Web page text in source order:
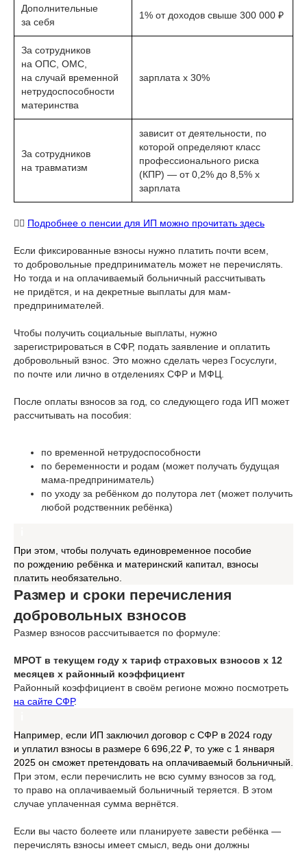
Дополнительные
за себя
1% от доходов свыше 300 000 ₽
За сотрудников
на ОПС, ОМС,
на случай временной
нетрудоспособности
материнства
зарплата x 30%
За сотрудников
на травматизм
зависит от деятельности, по
которой определяют класс
профессионального риска
(КПР) — от 0,2% до 8,5% x
зарплата
👉🏻 Подробнее о пенсии для ИП можно прочитать здесь
Если фиксированные взносы нужно платить почти всем,
то добровольные предприниматель может не перечислять.
Но тогда и на оплачиваемый больничный рассчитывать
не придётся, и на декретные выплаты для мам-
предпринимателей.
Чтобы получить социальные выплаты, нужно
зарегистрироваться в СФР, подать заявление и оплатить
добровольный взнос. Это можно сделать через Госуслуги,
по почте или лично в отделениях СФР и МФЦ.
После оплаты взносов за год, со следующего года ИП может
рассчитывать на пособия:
по временной нетрудоспособности
по беременности и родам (может получать будущая
мама-предприниматель)
по уходу за ребёнком до полутора лет (может получить
любой родственник ребёнка)
При этом, чтобы получать единовременное пособие
по рождению ребёнка и материнский капитал, взносы
платить необязательно.
Размер и сроки перечисления
добровольных взносов
Размер взносов рассчитывается по формуле:
МРОТ в текущем году x тариф страховых взносов x 12
месяцев x районный коэффициент
Районный коэффициент в своём регионе можно посмотреть
на сайте СФР.
Например, если ИП заключил договор с СФР в 2024 году
и уплатил взносы в размере 6 696,22 ₽, то уже с 1 января
2025 он сможет претендовать на оплачиваемый больничный.
При этом, если перечислить не всю сумму взносов за год,
то право на оплачиваемый больничный теряется. В этом
случае уплаченная сумма вернётся.
Если вы часто болеете или планируете завести ребёнка —
перечислять взносы имеет смысл, ведь они должны